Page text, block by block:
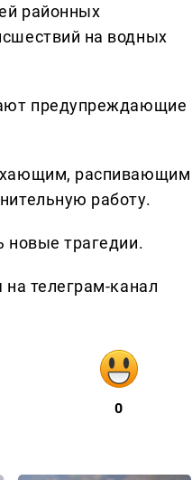
районных
на водных
предупреждающие
распивающим
работу.
новые трагедии.
телеграм-канал
0